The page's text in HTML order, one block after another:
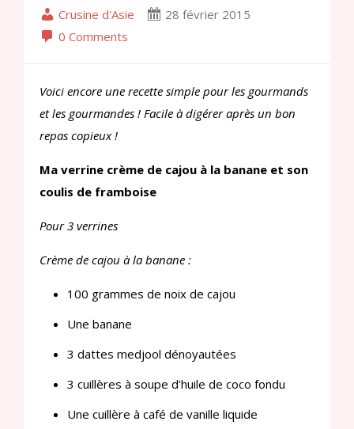
Crusine d'Asie
28 février 2015
0 Comments
Voici encore une recette simple pour les gourmands
et les gourmandes ! Facile à digérer après un bon
repas copieux !
Ma verrine crème de cajou à la banane et son
coulis de framboise
Pour 3 verrines
Crème de cajou à la banane :
100 grammes de noix de cajou
Une banane
3 dattes medjool dénoyautées
3 cuillères à soupe d’huile de coco fondu
Une cuillère à café de vanille liquide